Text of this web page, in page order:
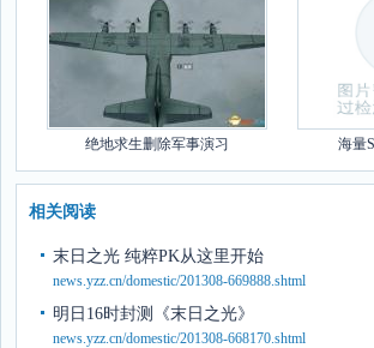
绝地求生删除军事演习 海量
相关阅读
末日之光 纯粹PK从这里开始
news.yzz.cn/domestic/201308-669888.shtml
明日16时封测《末日之光》
news.yzz.cn/domestic/201308-668170.shtml